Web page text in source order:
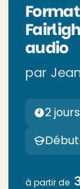
audio
par
2
à partir de